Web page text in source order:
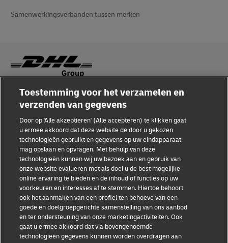
Samenwerkingsverbanden tussen merken
Fraudebewustzijn
Juridische kennisgeving
Gebruiksvoorwaarden
Privacyverklaring
Toegankelijkheid
Aanvullende informatie
Cookie-instellingen
Volg ons
Toestemming voor het verzamelen en
verzenden van gegevens
Door op 'Alle akzeptieren' (Alle accepteren) te klikken gaat
u ermee akkoord dat deze website de door u gekozen
technologieën gebruikt en gegevens op uw eindapparaat
mag opslaan en opvragen. Met behulp van deze
technologieën kunnen wij uw bezoek aan en gebruik van
onze website evalueren met als doel u de best mogelijke
online ervaring te bieden en de inhoud of functies op uw
voorkeuren en interesses af te stemmen. Hiertoe behoort
ook het aanmaken van een profiel ten behoeve van een
goede en doelgroepgerichte samenstelling van ons aanbod
en ter ondersteuning van onze marketingactiviteiten. Ook
gaat u ermee akkoord dat via bovengenoemde
technologieën gegevens kunnen worden overdragen aan